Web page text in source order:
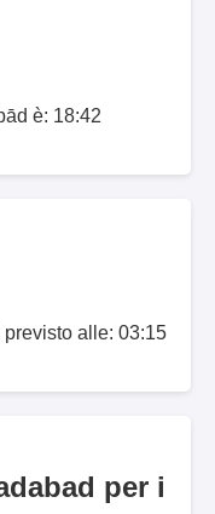
è: 18:42
alle: 03:15
per i